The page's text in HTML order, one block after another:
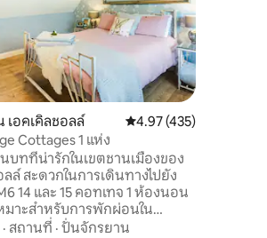
เอคเคิลชอลล์ คะแนนเฉลี่ย 4.97 จาก
4.97 (435)
Cottages 1 แห่ง
บทที่น่ารักในเขตชานเมืองของ
ลล์ สะดวกในการเดินทางไปยัง
15 คอทเทจ 1 ห้องนอน
มาะสำหรับการพักผ่อนใน
เชอร์ ให้คุณใช้คอทเทจได้อย่าง
· สถานที่ · ปั่นจักรยาน